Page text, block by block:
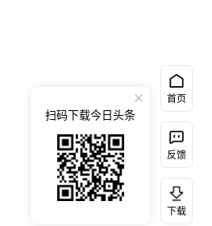
首页
反馈
下载
扫码下载今日头条